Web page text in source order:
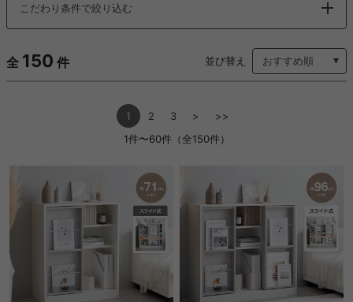
こだわり条件で絞り込む
全 150 件 並び替え
1 2 3 >
>>
1件〜60件（全150件）